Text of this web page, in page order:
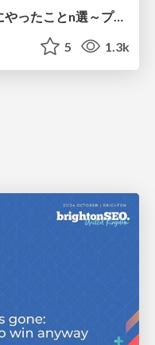
Claude Code全社展開のためにやったことn選～プラグイン302個・コミッター271人を支えるために～
5 1.3k